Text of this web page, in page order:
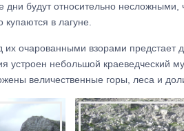
дни будут относительно несложными,
в лагуне.
очарованными взорами предстает
небольшой краеведческий
величественные горы, леса и